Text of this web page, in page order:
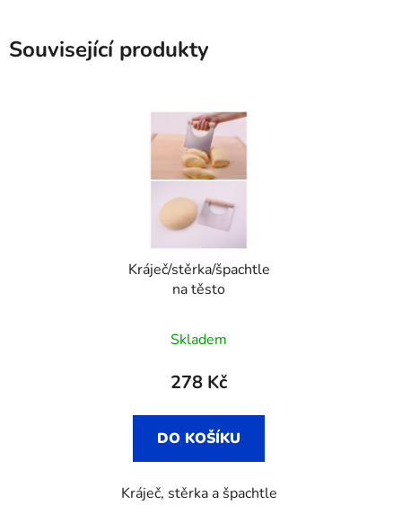
Související produkty
Kráječ/stěrka/špachtle
na těsto
Skladem
278 Kč
DO KOŠÍKU
Kráječ, stěrka a špachtle